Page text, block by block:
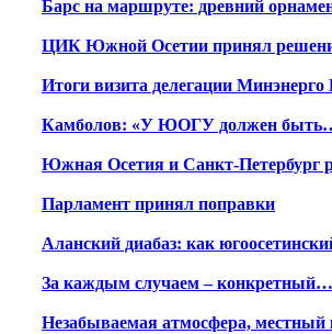
Барс на маршруте: древний
ЦИК Южной Осетии принял
Итоги визита делегации Минэнерго
Камболов: «У ЮОГУ должен
Южная Осетия и Санкт-
Парламент принял поправки
Аланский диабаз: как
За каждым случаем – конкретный…
Незабываемая атмосфера,